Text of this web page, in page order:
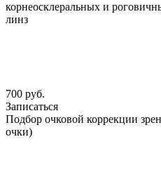
корнеосклеральных и
линз
700 руб.
Записаться
Подбор очковой коррекции
очки)